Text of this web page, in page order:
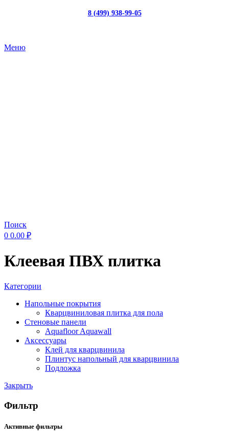
8 (499) 938-99-05
Меню
Поиск
0 0.00 ₽
Клеевая ПВХ плитка
Категории
Напольные покрытия
Кварцвиниловая плитка для пола
Стеновые панели
Aquafloor Aquawall
Аксессуары
Клей для кварцвинила
Плинтус напольный для кварцвинила
Подложка
Закрыть
Фильтр
Активные фильтры